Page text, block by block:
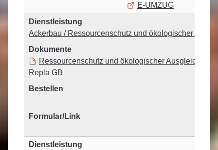
E-UMZUG
Ackerbau / Ressourcenschutz und ökologischer
Ressourcenschutz und ökologischer Ausgleich -
Repla GB